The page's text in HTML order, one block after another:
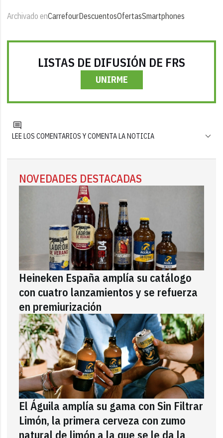
Archivado enCarrefourDescuentosOfertasSmartphones
LISTAS DE DIFUSIÓN DE FRS
UNIRME
LEE LOS COMENTARIOS Y COMENTA LA NOTICIA
NOVEDADES DESTACADAS
Heineken España amplía su catálogo
con cuatro lanzamientos y se refuerza
en premiurización
El Águila amplía su gama con Sin Filtrar
Limón, la primera cerveza con zumo
natural de limón a la que se le da la